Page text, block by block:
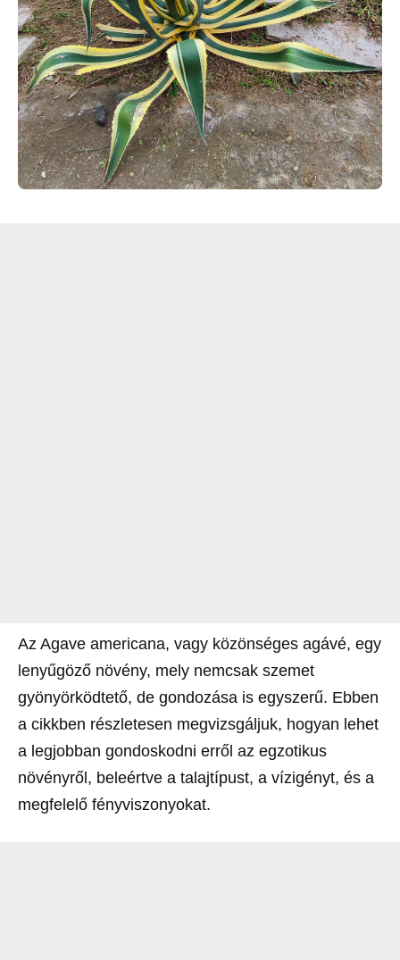
Az Agave americana, vagy közönséges agávé, egy
lenyűgöző növény, mely nemcsak szemet
gyönyörködtető, de gondozása is egyszerű. Ebben
a cikkben részletesen megvizsgáljuk, hogyan lehet
a legjobban gondoskodni erről az egzotikus
növényről, beleértve a talajtípust, a vízigényt, és a
megfelelő fényviszonyokat.